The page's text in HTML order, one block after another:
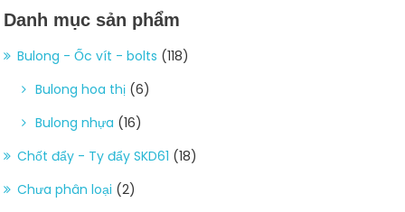
Danh mục sản phẩm
Bulong - Ốc vít - bolts (118)
Bulong hoa thị (6)
Bulong nhựa (16)
Chốt đẩy - Ty đẩy SKD61 (18)
Chưa phân loại (2)